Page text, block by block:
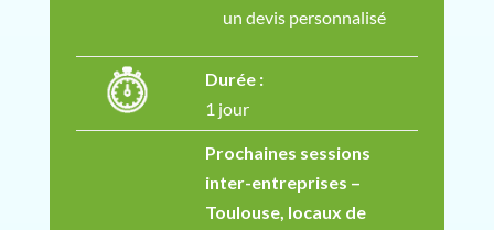
un devis personnalisé
Durée :
1 jour
Prochaines sessions
inter-entreprises –
Toulouse, locaux de